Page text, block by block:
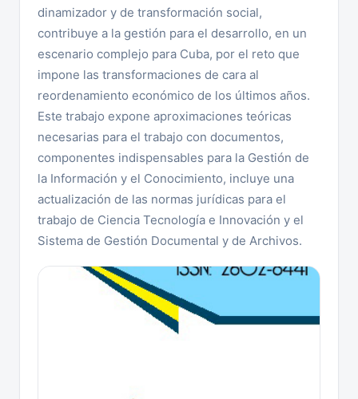
dinamizador y de transformación social,
contribuye a la gestión para el desarrollo, en un
escenario complejo para Cuba, por el reto que
impone las transformaciones de cara al
reordenamiento económico de los últimos años.
Este trabajo expone aproximaciones teóricas
necesarias para el trabajo con documentos,
componentes indispensables para la Gestión de
la Información y el Conocimiento, incluye una
actualización de las normas jurídicas para el
trabajo de Ciencia Tecnología e Innovación y el
Sistema de Gestión Documental y de Archivos.